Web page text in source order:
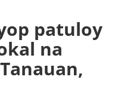
patuloy
na